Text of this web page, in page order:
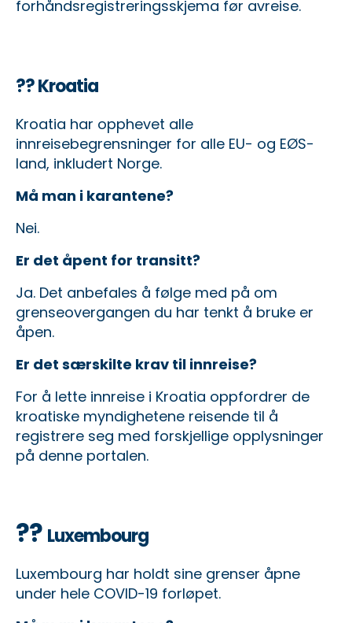
forhåndsregistreringsskjema før avreise.
?? Kroatia
Kroatia har opphevet alle
innreisebegrensninger for alle EU- og EØS-
land, inkludert Norge.
Må man i karantene?
Nei.
Er det åpent for transitt?
Ja. Det anbefales å følge med på om
grenseovergangen du har tenkt å bruke er
åpen.
Er det særskilte krav til innreise?
For å lette innreise i Kroatia oppfordrer de
kroatiske myndighetene reisende til å
registrere seg med forskjellige opplysninger
på denne portalen.
?? Luxembourg
Luxembourg har holdt sine grenser åpne
under hele COVID-19 forløpet.